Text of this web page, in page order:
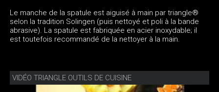
Le manche de la spatule est aiguisé à main par triangle®
selon la tradition Solingen (puis nettoyé et poli à la bande
abrasive). La spatule est fabriquée en acier inoxydable; il
est toutefois recommandé de la nettoyer à la main.
VIDÉO TRIANGLE OUTILS DE CUISINE